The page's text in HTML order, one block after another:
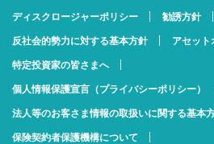
ディスクロージャーポリシー 勧誘方針
反社会的勢力に対する基本方針 アセット
特定投資家の皆さまへ
個人情報保護宣言（プライバシーポリシー）
法人等のお客さま情報の取扱いに関する基本
保険契約者保護機構について